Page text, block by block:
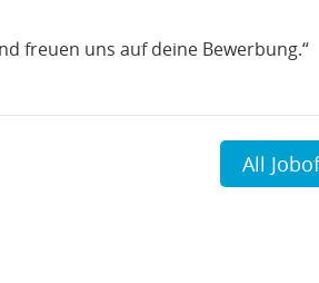
freuen uns auf deine Bewerbung.“
All